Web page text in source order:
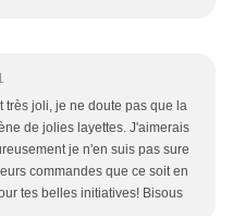
très joli, je ne doute pas que la
de jolies layettes. J'aimerais
je n'en suis pas sure
commandes que ce soit en
tes belles initiatives! Bisous